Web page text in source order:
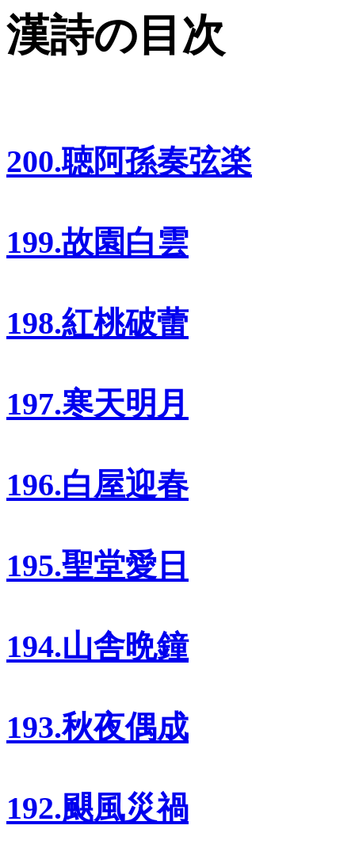
漢詩の目次
200.聴阿孫奏弦楽
199.故園白雲
198.紅桃破蕾
197.寒天明月
196.白屋迎春
195.聖堂愛日
194.山舎晩鐘
193.秋夜偶成
192.颶風災禍